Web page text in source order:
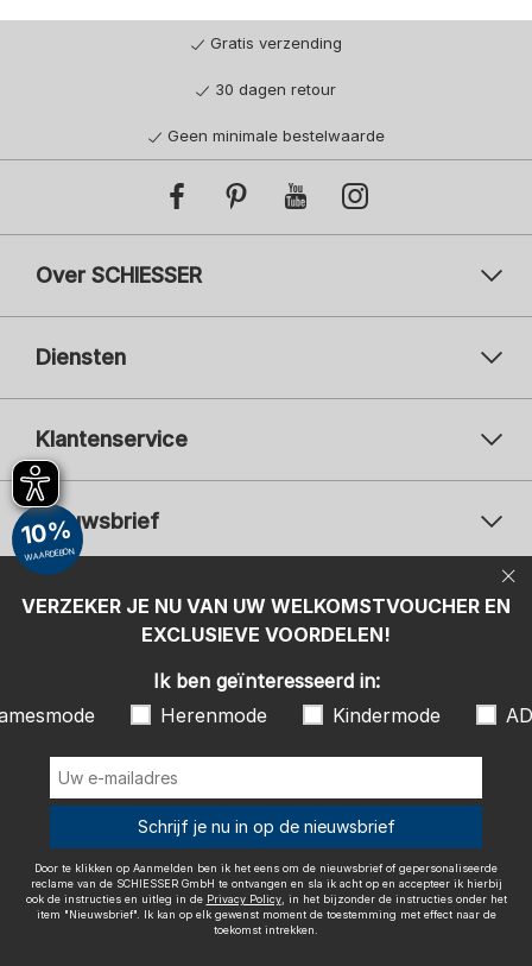
Gratis verzending
30 dagen retour
Geen minimale bestelwaarde
Over SCHIESSER
Diensten
Klantenservice
Nieuwsbrief
Uw
Uw e-mailadres
Aanmelden
Herenmode
ADIDAS
Door te klikken op Aanmelden ben ik het eens om de nieuwsbrief of
gepersonaliseerde reclame van de SCHIESSER GmbH te ontvangen en
sla ik acht op en accepteer ik hierbij ook de instructies en uitleg in de
, in het bijzonder de instructies onder het item
effect naar de toekomst intrekken.
Betaalwijzen
Wij bezorgen met
VERZEKER JE NU VAN UW WELKOMSTVOUCHER EN
EXCLUSIEVE VOORDELEN!
10%
WAARDEBON
Ik ben geïnteresseerd in:
Herenmode Kindermode
Schrijf je nu in op de nieuwsbrief
Door te klikken op Aanmelden ben ik het eens om de nieuwsbrief of gepersonaliseerde
reclame van de SCHIESSER GmbH te ontvangen en sla ik acht op en accepteer ik hierbij
ook de instructies en uitleg in de Privacy Policy, in het bijzonder de instructies onder het
item "Nieuwsbrief". Ik kan op elk gewenst moment de toestemming met effect naar de
toekomst intrekken.